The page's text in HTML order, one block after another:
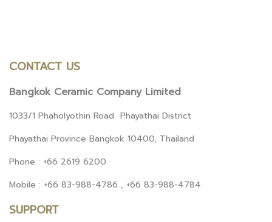
CONTACT US
Bangkok Ceramic Company Limited
1033/1 Phaholyothin Road Phayathai District
Phayathai Province Bangkok 10400, Thailand
Phone : +66 2619 6200
Mobile : +66 83-988-4786 , +66 83-988-4784
SUPPORT